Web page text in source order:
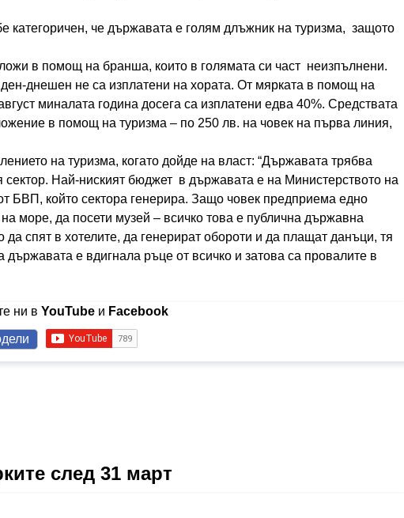
категоричен, че държавата е голям длъжник на туризма, защото
в помощ на бранша, които в голямата си част неизпълнени.
днешен не са изплатени на хората. От мярката в помощ на
миналата година досега са изплатени едва 40%. Средствата
в помощ на туризма – по 250 лв. на човек на първа линия,
на туризма, когато дойде на власт: “Държавата трябва
сектор. Най-ниският бюджет в държавата е на Министерството на
БВП, който сектора генерира. Защо човек предприема едно
море, да посети музей – всичко това е публична държавна
да спят в хотелите, да генерират обороти и да плащат данъци, тя
е вдигнала ръце от всичко и затова са провалите в
ни вYouTube и Facebook
след 31 март